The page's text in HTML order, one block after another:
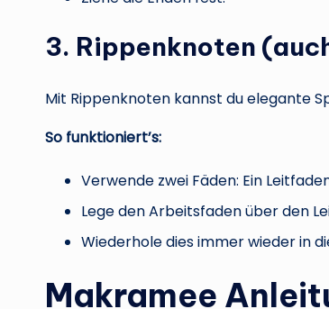
3. Rippenknoten
Mit Rippenknoten kannst du elegante
So funktioniert’s:
Verwende zwei Fäden: Ein
Lege den Arbeitsfaden über den
Wiederhole dies immer wieder in
Makramee